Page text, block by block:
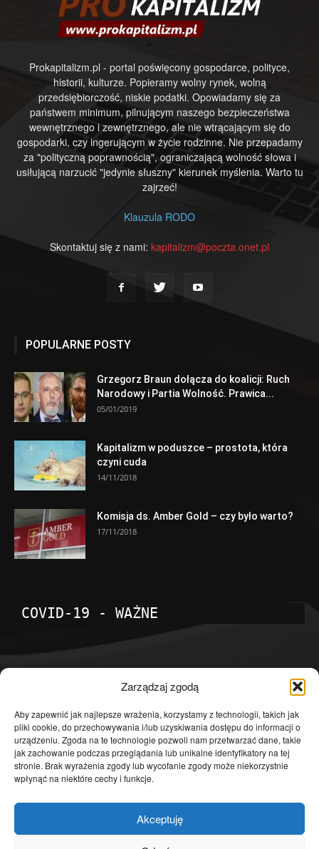
Zarządzaj zgodą
Aby zapewnić jak najlepsze wrażenia, korzystamy z technologii, takich jak
pliki cookie, do przechowywania i/lub uzyskiwania dostępu do informacji o
urządzeniu. Zgoda na te technologie pozwoli nam przetwarzać dane, takie
jak zachowanie podczas przeglądania lub unikalne identyfikatory na tej
stronie. Brak wyrażenia zgody lub wycofanie zgody może niekorzystnie
wpłynąć na niektóre cechy i funkcje.
Akceptuję
Prokapitalizm.pl - portal poświęcony gospodarce, polityce,
historii, kulturze. Popieramy wolny rynek, wolną
przedsiębiorczość, niskie podatki. Opowiadamy się za
państwem minimum, pilnującym naszego bezpieczeństwa
wewnętrznego i zewnętrznego, ale nie wtrącającym się do
gospodarki, czy ingerującym w życie rodzinne. Nie przepadamy
za "polityczną poprawnością", ograniczającą wolność słowa i
usiłującą narzucić "jedynie słuszny" kierunek myślenia. Warto tu
zajrzeć!
Klauzula RODO
Skontaktuj się z nami: kapitalizm@poczta.onet.pl
POPULARNE POSTY
Grzegorz Braun dołącza do koalicji: Ruch
Narodowy i Partia Wolność. Prawica...
05/01/2019
Kapitalizm w poduszce – prostota, która
czyni cuda
14/11/2018
Komisja ds. Amber Gold – czy było warto?
17/11/2018
COVID-19 - WAŻNE
Temat dnia
4601
Publicystyka
4363
Polityka
3639
Polska
Społeczeństwo
2823